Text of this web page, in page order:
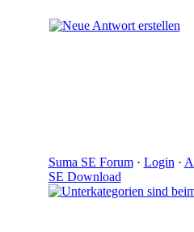
Suma SE Forum· Login ·
SE Download